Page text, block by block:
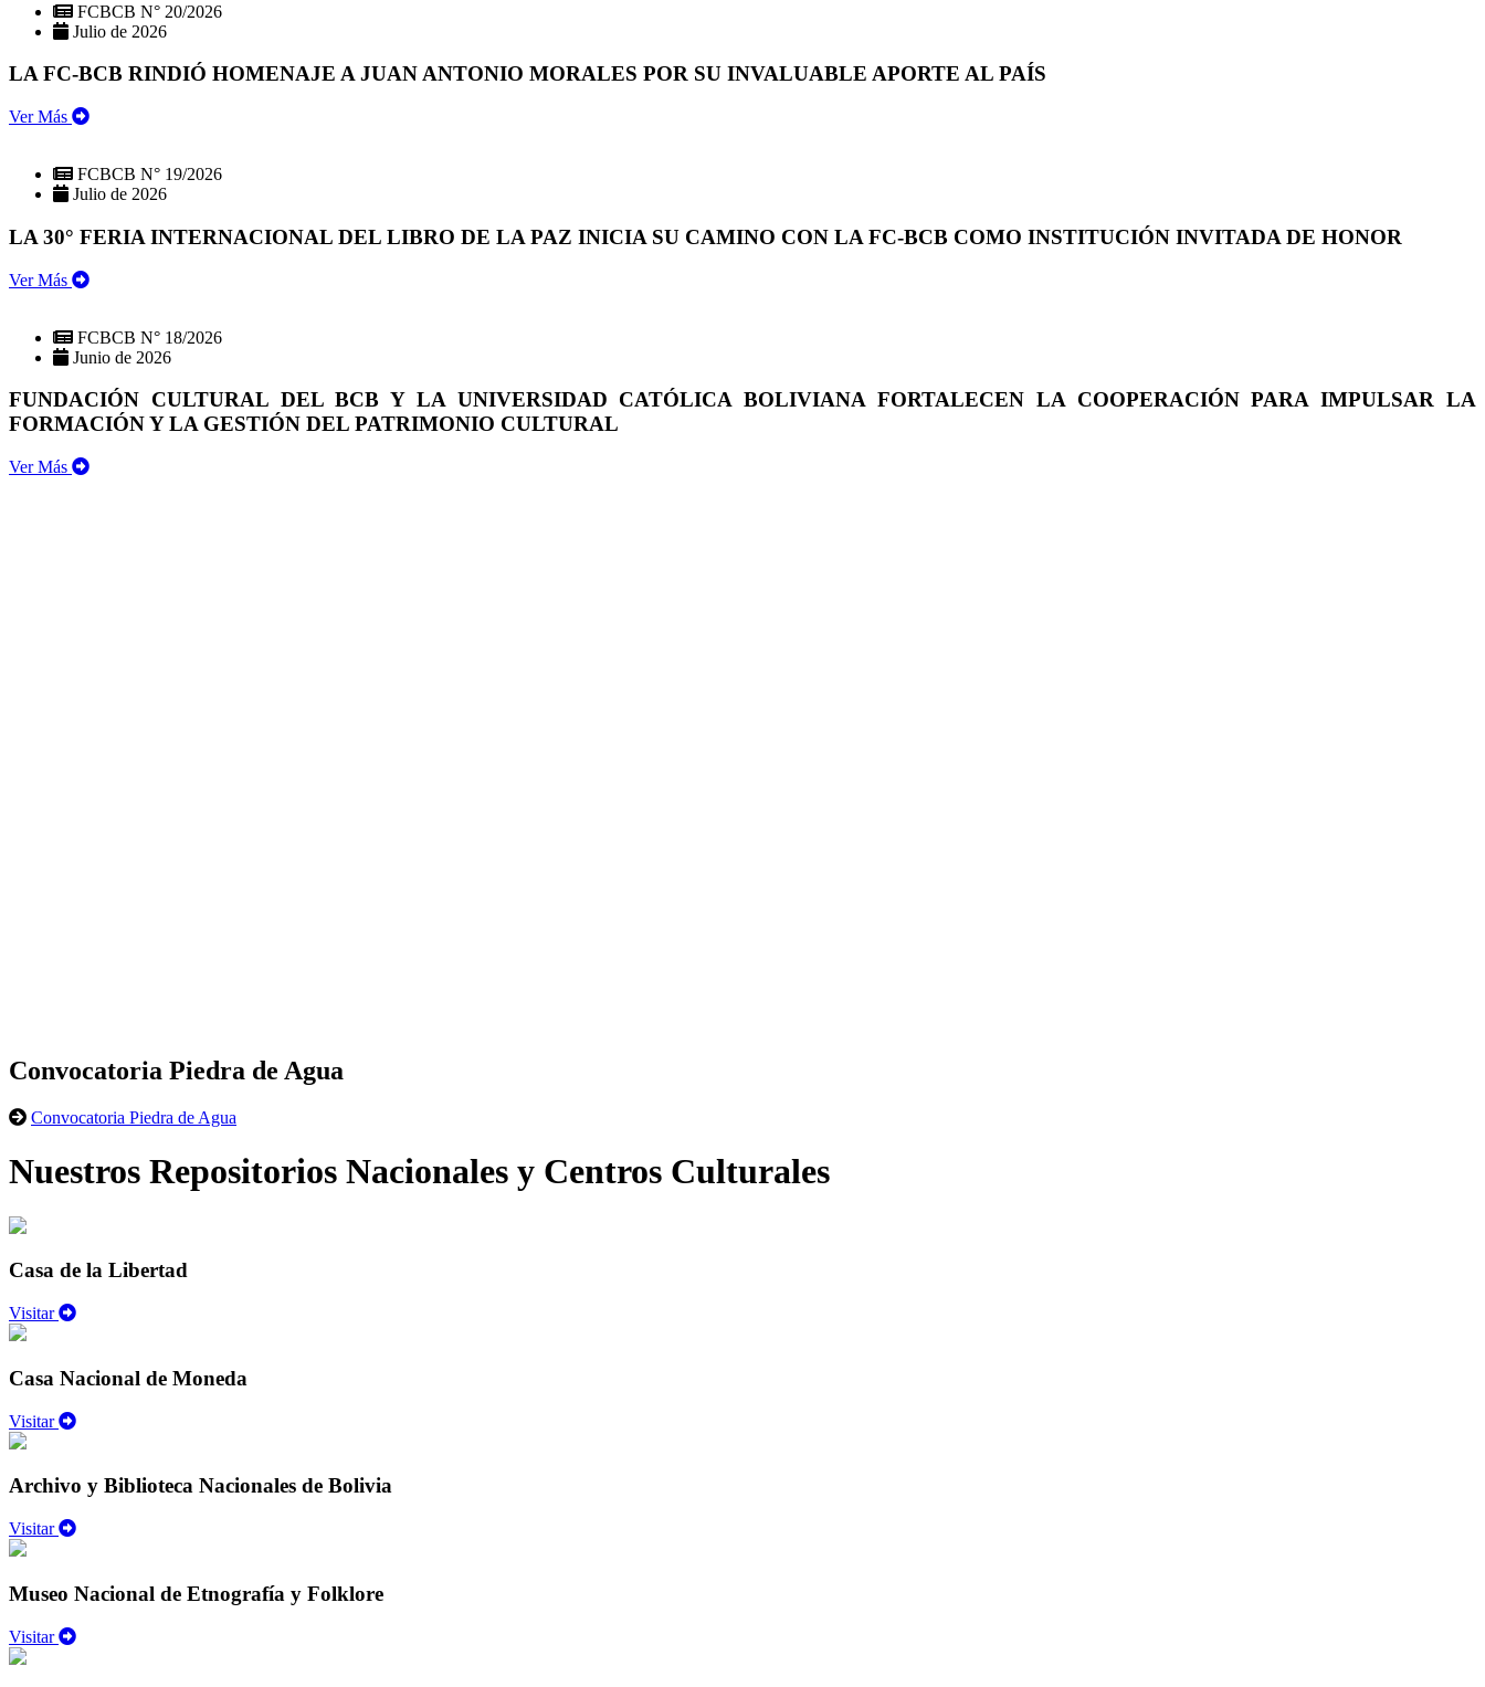
FCBCB N° 20/2026
Julio de 2026
LA FC-BCB RINDIÓ HOMENAJE A JUAN ANTONIO MORALES POR SU INVALUABLE APORTE AL PAÍS
Ver Más
FCBCB N° 19/2026
Julio de 2026
LA 30° FERIA INTERNACIONAL DEL LIBRO DE LA PAZ INICIA SU CAMINO CON LA FC-BCB COMO INSTITUCIÓN INVITADA DE HONOR
Ver Más
FCBCB N° 18/2026
Junio de 2026
FUNDACIÓN CULTURAL DEL BCB Y LA UNIVERSIDAD CATÓLICA BOLIVIANA FORTALECEN LA COOPERACIÓN PARA IMPULSAR LA
FORMACIÓN Y LA GESTIÓN DEL PATRIMONIO CULTURAL
Ver Más
Convocatoria Piedra de Agua
Convocatoria Piedra de Agua
Nuestros Repositorios Nacionales y Centros Culturales
Casa de la Libertad
Visitar
Casa Nacional de Moneda
Visitar
Archivo y Biblioteca Nacionales de Bolivia
Visitar
Museo Nacional de Etnografía y Folklore
Visitar